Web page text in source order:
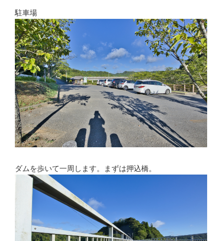
駐車場
ダムを歩いて一周します。まずは押込橋。